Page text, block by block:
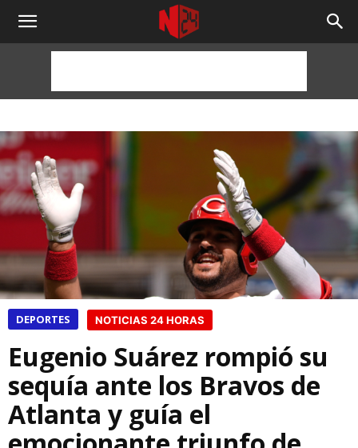
NOTICIAS
HORAS
DEPORTES NOTICIAS 24 HORAS
Eugenio Suárez rompió su
sequía ante los Bravos de
Atlanta y guía el